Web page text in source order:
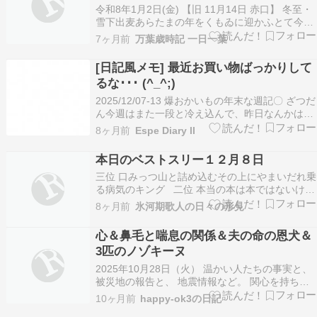
令和8年1月2日(金) 【旧 11月14日 赤口】 冬至・
雪下出麦あらたまの年をくもゐに迎かふとて今日
もろひとに神酒たまふなり ～藤原良経（1001-
1058） 『六百番歌合』 巻1-0001 春歌新らしい
年を宮中に迎えるからと、今日多くの人々に神酒
《みき》を下さることだ。Pho…
7ヶ月前 万葉歳時記 一日一葉
[日記風メモ] 最近お買い物ばっかりして
るな･･･ (^_^;)
2025/12/07-13 爆おかいもの年末な週記〇 ざつだ
ん今週はまた一段と冷え込んで、昨日なんかは
夜、職場から帰ってくるとき体感気温氷点下か
よ！ってくらい空気が冷たいカンジがしました。
こんな寒い時期に青森のほうでは震度 6 の大地震
発生･･･〓〓能登のときもそうでしたけど、…
8ヶ月前 Espe Diary II
本日のベストスリー１２月８日
三位 口みっつ山と詰め込むその上にやまいだれ乗
る病気のキング 二位 本当の本は本ではないけれ
ど本と言うのは本当のこと 一位 本当でないモノ
だけど本当と思わせるのはオールドメディア 口
が三つに山にやまいだれを書くと癌である。漢字
クイズのような作だがこの癌という字はAI…
8ヶ月前 氷河期歌人の日々の形見
心＆鼻毛と喘息の関係＆夫の命の恩犬＆
3匹のノゾキーヌ
2025年10月28日（火） 温かい人たちの事実と、
被災地の報告と、 地震情報など。 関心を持ち続
け、支援をと願います。 このブログでは、お金は
発生しません。 能登半島地震から1年９ヶ月で
10ヶ月前 happy-ok3の日記